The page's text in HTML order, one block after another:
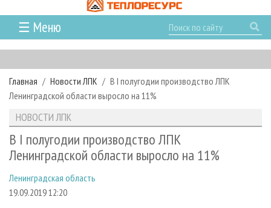
☰ Меню
ГЛАВНАЯ
РУБРИКИ И ТЕМЫ
РУБРИКИ ЖУРНАЛА
ЛЕСОЗАГОТОВКА
ЛЕСОПИЛЕНИЕ
СУШКА ДРЕВЕСИНЫ
НОВОСТИ
НОВОСТИ ЛПК
НОВОСТИ ЖУРНАЛА
ПРОЕКТЫ ЛПИ
АНАЛИТИКА
ПРЕДПРИЯТИЯ ЛПК
ПЕРСОНЫ
АРХИВ
АРХИВ ЖУРНАЛОВ
О ЖУРНАЛЕ
КОНТАКТЫ
РЕКЛАМОДАТЕЛЯМ
РЕКЛАМА
Главная Новости ЛПК
В I полугодии производство ЛПК
Ленинградской области выросло на 11%
НОВОСТИ ЛПК
В I полугодии производство ЛПК
Ленинградской области выросло на 11%
Ленинградская область
19.09.2019 12:20